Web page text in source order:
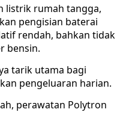
listrik rumah tangga,
pengisian baterai
rendah, bahkan tidak
bensin.
tarik utama bagi
pengeluaran harian.
perawatan Polytron